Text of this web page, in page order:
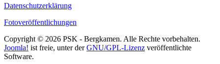
Datenschutzerklärung
Fotoveröffentlichungen
Copyright © 2026 PSK - Bergkamen. Alle Rechte vorbehalten.
Joomla! ist freie, unter derGNU/GPL-Lizenz veröffentlichte
Software.